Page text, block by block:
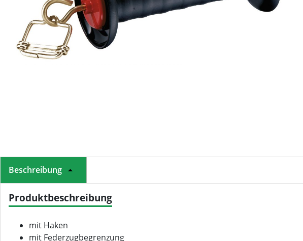
Beschreibung
Produktbeschreibung
mit Haken
mit Federzugbegrenzung